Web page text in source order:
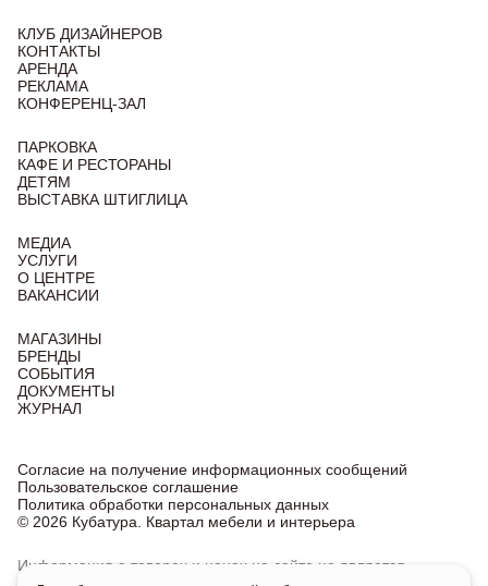
КЛУБ ДИЗАЙНЕРОВ
КОНТАКТЫ
АРЕНДА
РЕКЛАМА
КОНФЕРЕНЦ-ЗАЛ
ПАРКОВКА
КАФЕ И РЕСТОРАНЫ
ДЕТЯМ
ВЫСТАВКА ШТИГЛИЦА
МЕДИА
УСЛУГИ
О ЦЕНТРЕ
ВАКАНСИИ
МАГАЗИНЫ
БРЕНДЫ
СОБЫТИЯ
ДОКУМЕНТЫ
ЖУРНАЛ
© 2026 Кубатура. Квартал мебели и интерьера
Согласие на получение информационных сообщений
Пользовательское соглашение
Политика обработки персональных данных
Информация о товарах и ценах на сайте не является